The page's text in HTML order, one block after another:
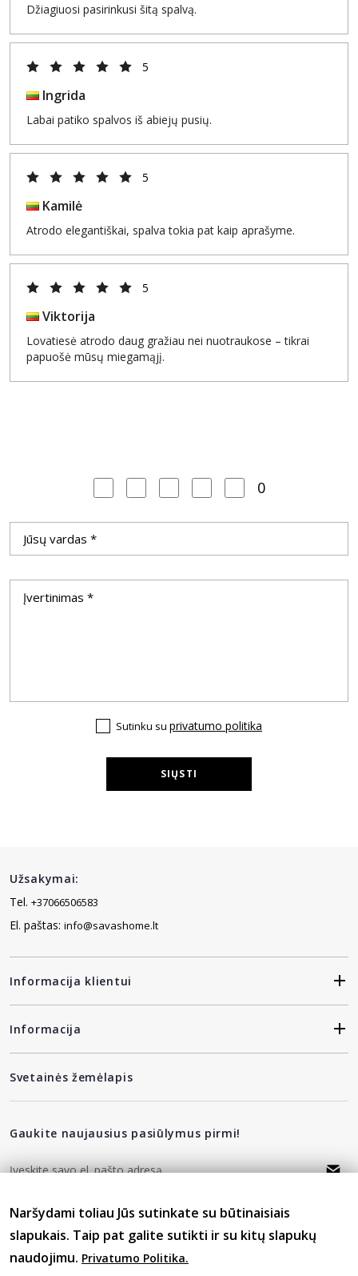
Džiagiuosi pasirinkusi šitą spalvą.
5
Ingrida
Labai patiko spalvos iš abiejų pusių.
5
Kamilė
Atrodo elegantiškai, spalva tokia pat kaip aprašyme.
5
Viktorija
Lovatiesė atrodo daug gražiau nei nuotraukose – tikrai
papuošė mūsų miegamąjį.
0
Sutinku su privatumo politika
SIŲSTI
Užsakymai:
Tel. +37066506583
El. paštas: info@savashome.lt
Informacija klientui
Informacija
Svetainės žemėlapis
Gaukite naujausius pasiūlymus pirmi!
Sutinku suprivatumo politika
Naršydami toliau Jūs sutinkate su būtinaisiais
slapukais. Taip pat galite sutikti ir su kitų slapukų
naudojimu. Privatumo Politika.